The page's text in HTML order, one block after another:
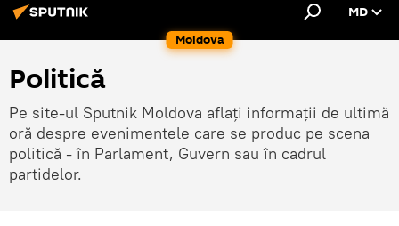
Moldova
MD
Politică
Pe site-ul Sputnik Moldova aflați informații de ultimă
oră despre evenimentele care se produc pe scena
politică - în Parlament, Guvern sau în cadrul
partidelor.